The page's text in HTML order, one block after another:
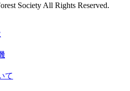
Society All Rights Reserved.
て